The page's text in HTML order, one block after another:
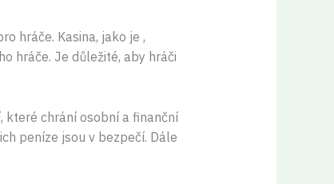
hráče. Kasina, jako je ,
hráče. Je důležité, aby hráči
které chrání osobní a finanční
peníze jsou v bezpečí. Dále